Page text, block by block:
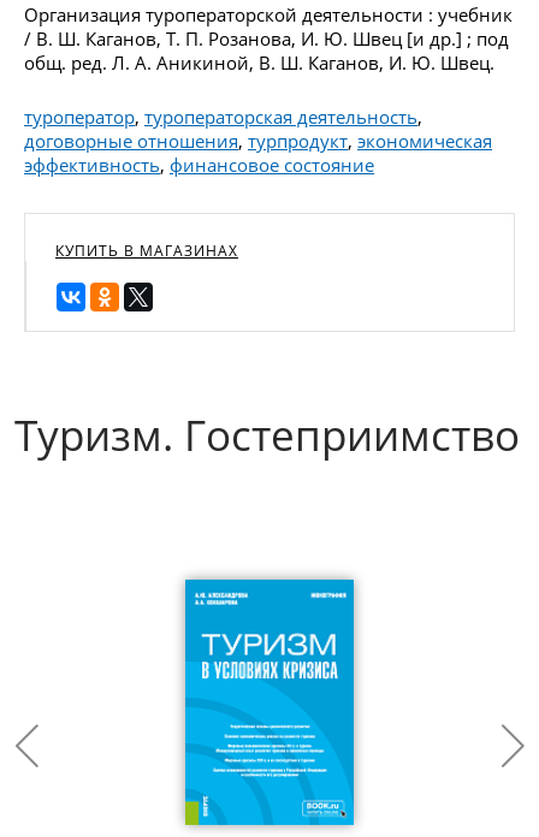
Организация туроператорской деятельности : учебник
/ В. Ш. Каганов, Т. П. Розанова, И. Ю. Швец [и др.] ; под
общ. ред. Л. А. Аникиной, В. Ш. Каганов, И. Ю. Швец.
туроператор, туроператорская деятельность,
договорные отношения, турпродукт, экономическая
эффективность, финансовое состояние
КУПИТЬ В МАГАЗИНАХ
Туризм. Гостеприимство